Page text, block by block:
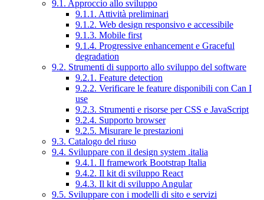
9.1. Approccio allo sviluppo
9.1.1. Attività preliminari
9.1.2. Web design responsivo e accessibile
9.1.3. Mobile first
9.1.4. Progressive enhancement e Graceful
degradation
9.2. Strumenti di supporto allo sviluppo del software
9.2.1. Feature detection
9.2.2. Verificare le feature disponibili con Can I
use
9.2.3. Strumenti e risorse per CSS e JavaScript
9.2.4. Supporto browser
9.2.5. Misurare le prestazioni
9.3. Catalogo del riuso
9.4. Sviluppare con il design system .italia
9.4.1. Il framework Bootstrap Italia
9.4.2. Il kit di sviluppo React
9.4.3. Il kit di sviluppo Angular
9.5. Sviluppare con i modelli di sito e servizi